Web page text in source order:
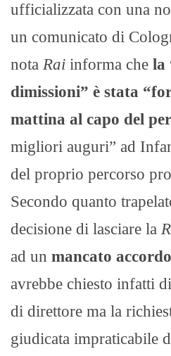
ufficializzata con una
un comunicato di
nota Rai informa che la
dimissioni” è stata
mattina al capo del
migliori auguri” ad
del proprio percorso
Secondo quanto
decisione di lasciare la
ad un mancato
avrebbe chiesto infatti
di direttore ma la
giudicata impraticabile